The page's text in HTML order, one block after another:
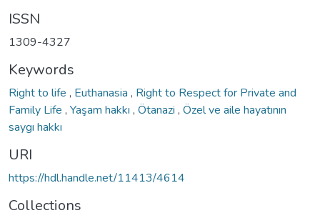
ISSN
1309-4327
Keywords
Right to life , Euthanasia , Right to Respect for Private and
Family Life , Yaşam hakkı , Ötanazi , Özel ve aile hayatının
saygı hakkı
URI
https://hdl.handle.net/11413/4614
Collections